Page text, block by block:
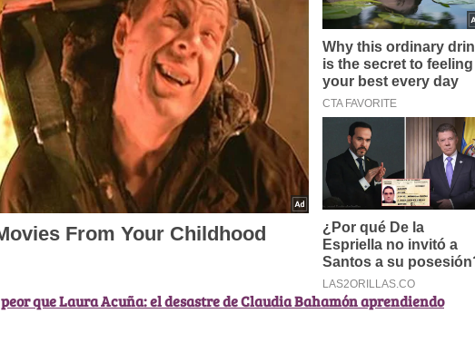
que Laura Acuña: el desastre de Claudia Bahamón aprendiendo